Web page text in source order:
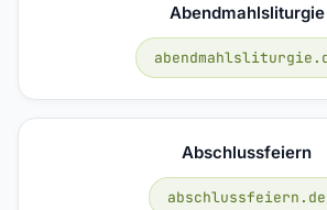
Abendmahlsliturgie
Abschlussfeiern
abschlussfeiern.de